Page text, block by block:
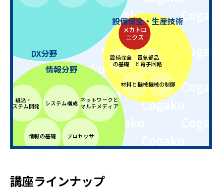
情報の基礎 プロセッサ
）
システム構成
組込・
システム開発
ネットワークと
マルチメディア
設備保全
の基礎
電気部品
と電子回路
材料と機械
メカトロ
ニクス
機械の制御
DX分野
情報分野
設備保全・生産技術
講座ラインナップ